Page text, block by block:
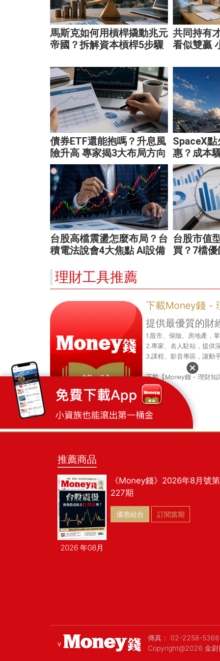
馬斯克如何用槓桿撬動兆元
帝國？拆解資本槓桿5步驟
共同持有
看似雙贏
債券ETF還能抱嗎？升息風
險升高 專家揭3大布局方向
靈活應對
SpaceX
惠？成本
通、穩懋
台股高檔震盪怎麼布局？台
積電法說會4大焦點 AI設備
台股市值
買？7檔
理財工具推薦
下載Money錢 -
提供最優質的財
1.股市、保險、房地產，
2.專家、名人駐站，提供
3.課程、影音專區，讓動
下載【Money錢 - 理財知
推薦商品
2026 年08月
《Money錢》2026年8月號第
227期
優惠組合 訂閱當期
v
傳真： 02-2258-5366
Copyright@2026 金